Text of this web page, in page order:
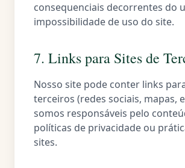
consequenciais decorrentes do
impossibilidade de uso do site.
7. Links para Sites de
Nosso site pode conter links
terceiros (redes sociais, mapas,
somos responsáveis pelo
políticas de privacidade ou
sites.